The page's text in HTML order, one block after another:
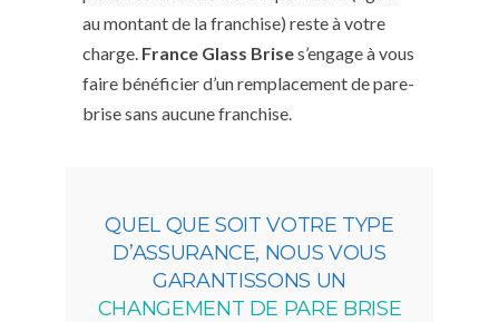
au montant de la franchise) reste à votre
charge. France Glass Brises’engage à vous
faire bénéficier d’un remplacement de pare-
brise sans aucune franchise.
QUEL QUE SOIT VOTRE TYPE
D’ASSURANCE, NOUS VOUS
GARANTISSONS UN
CHANGEMENT DE PARE BRISE